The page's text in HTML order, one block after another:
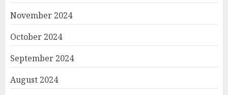
November 2024
October 2024
September 2024
August 2024